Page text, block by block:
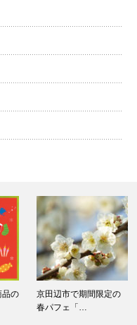
定の
ＭＡＩＫＯ茶ブティッ
クが森脇伝…